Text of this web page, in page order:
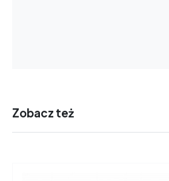
Zobacz też